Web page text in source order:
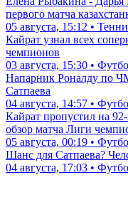
первого матча
05 августа, 15:12 •
Кайрат узнал всех
чемпионов
03 августа, 15:30 •
Напарник Роналду по
Сатпаева
04 августа, 14:57 •
Кайрат пропустил на
обзор матча Лиги
05 августа, 00:19 •
Шанс для Сатпаева?
04 августа, 17:03 •